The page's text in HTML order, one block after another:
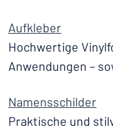
Aufkleber
Hochwertige
Anwendungen –
Namensschilder
Praktische und